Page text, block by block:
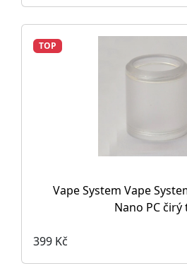
TOP
Vape System Vape
Nano PC čirý
399 Kč